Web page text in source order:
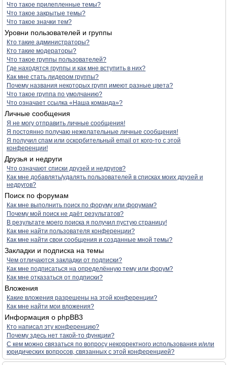
Что такое прилепленные темы?
Что такое закрытые темы?
Что такое значки тем?
Уровни пользователей и группы
Кто такие администраторы?
Кто такие модераторы?
Что такое группы пользователей?
Где находятся группы и как мне вступить в них?
Как мне стать лидером группы?
Почему названия некоторых групп имеют разные цвета?
Что такое группа по умолчанию?
Что означает ссылка «Наша команда»?
Личные сообщения
Я не могу отправить личные сообщения!
Я постоянно получаю нежелательные личные сообщения!
Я получил спам или оскорбительный email от кого-то с этой
конференции!
Друзья и недруги
Что означают списки друзей и недругов?
Как мне добавлять/удалять пользователей в списках моих друзей и
недругов?
Поиск по форумам
Как мне выполнить поиск по форуму или форумам?
Почему мой поиск не даёт результатов?
В результате моего поиска я получил пустую страницу!
Как мне найти пользователя конференции?
Как мне найти свои сообщения и созданные мной темы?
Закладки и подписка на темы
Чем отличаются закладки от подписки?
Как мне подписаться на определённую тему или форум?
Как мне отказаться от подписки?
Вложения
Какие вложения разрешены на этой конференции?
Как мне найти мои вложения?
Информация о phpBB3
Кто написал эту конференцию?
Почему здесь нет такой-то функции?
С кем можно связаться по вопросу некорректного использования и/или
юридических вопросов, связанных с этой конференцией?